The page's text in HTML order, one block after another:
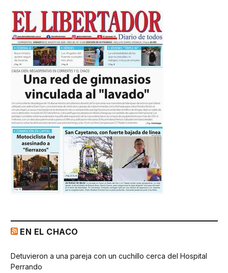
EN EL CHACO
Detuvieron a una pareja con un cuchillo cerca del Hospital
Perrando